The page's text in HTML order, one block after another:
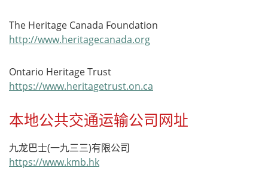
The Heritage Canada Foundation
http://www.heritagecanada.org
Ontario Heritage Trust
https://www.heritagetrust.on.ca
本地公共交通运输公司网址
九龙巴士(一九三三)有限公司
https://www.kmb.hk